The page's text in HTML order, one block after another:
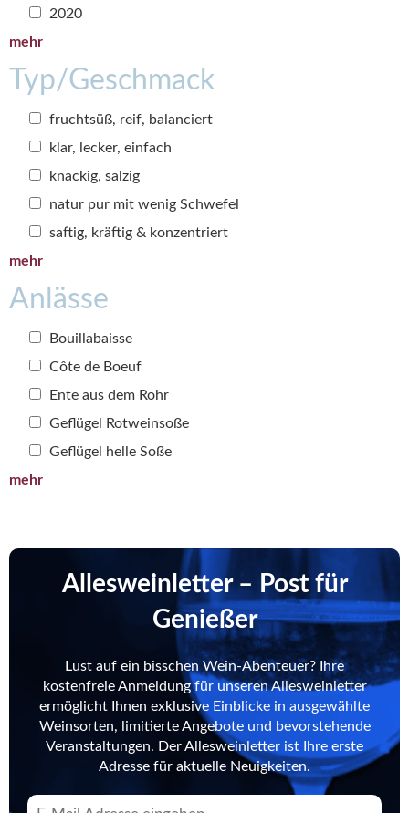
2020
mehr
Typ/Geschmack
fruchtsüß, reif, balanciert
klar, lecker, einfach
knackig, salzig
natur pur mit wenig Schwefel
saftig, kräftig & konzentriert
mehr
Anlässe
Bouillabaisse
Côte de Boeuf
Ente aus dem Rohr
Geflügel Rotweinsoße
Geflügel helle Soße
mehr
Allesweinletter – Post für
Genießer
Lust auf ein bisschen Wein-Abenteuer? Ihre
kostenfreie Anmeldung für unseren Allesweinletter
ermöglicht Ihnen exklusive Einblicke in ausgewählte
Weinsorten, limitierte Angebote und bevorstehende
Veranstaltungen. Der Allesweinletter ist Ihre erste
Adresse für aktuelle Neuigkeiten.